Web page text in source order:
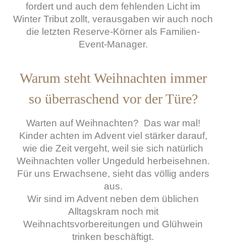
fordert und auch dem fehlenden Licht im
Winter Tribut zollt, verausgaben wir auch noch
die letzten Reserve-Körner als Familien-
Event-Manager.
Warum steht Weihnachten immer
so überraschend vor der Türe?
Warten auf Weihnachten? Das war mal!
Kinder achten im Advent viel stärker darauf,
wie die Zeit vergeht, weil sie sich natürlich
Weihnachten voller Ungeduld herbeisehnen.
Für uns Erwachsene, sieht das völlig anders
aus.
Wir sind im Advent neben dem üblichen
Alltagskram noch mit
Weihnachtsvorbereitungen und Glühwein
trinken beschäftigt.